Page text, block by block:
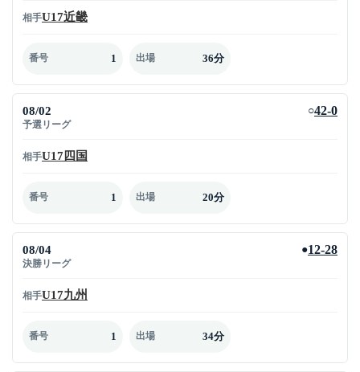
相手U17近畿
番号 1 出場 36分
08/02
予選リーグ
○42-0
相手U17四国
番号 1 出場 20分
08/04
決勝リーグ
●12-28
相手U17九州
番号 1 出場 34分